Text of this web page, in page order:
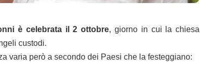
è celebrata il 2 ottobre, giorno in cui la chiesa
custodi.
varia però a secondo dei Paesi che la festeggiano: